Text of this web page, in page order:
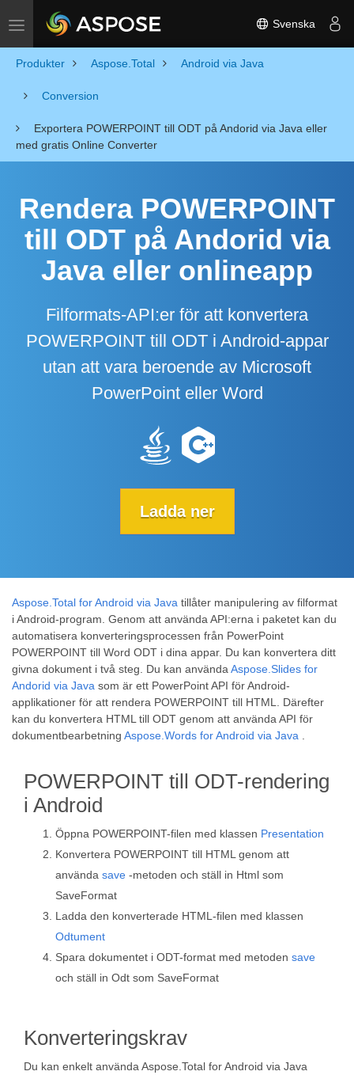
Toggle navigation Svenska
Produkter Aspose.Total Android via Java
Conversion
Exportera POWERPOINT till ODT på Andorid via Java eller
med gratis Online Converter
Rendera POWERPOINT
till ODT på Andorid via
Java eller onlineapp
Filformats-API:er för att konvertera
POWERPOINT till ODT i Android-appar
utan att vara beroende av Microsoft
PowerPoint eller Word
Ladda ner
Aspose.Total for Android via Java tillåter manipulering av filformat
i Android-program. Genom att använda API:erna i paketet kan du
automatisera konverteringsprocessen från PowerPoint
POWERPOINT till Word ODT i dina appar. Du kan konvertera ditt
givna dokument i två steg. Du kan använda Aspose.Slides for
Andorid via Java som är ett PowerPoint API för Android-
applikationer för att rendera POWERPOINT till HTML. Därefter
kan du konvertera HTML till ODT genom att använda API för
dokumentbearbetning Aspose.Words for Android via Java
POWERPOINT till ODT-rendering
i Android
Öppna POWERPOINT-filen med klassen Presentation
Konvertera POWERPOINT till HTML genom att
använda save -metoden och ställ in Html som
SaveFormat
Ladda den konverterade HTML-filen med klassen
Odtument
Spara dokumentet i ODT-format med metoden save
och ställ in Odt som SaveFormat
Konverteringskrav
Du kan enkelt använda Aspose.Total for Android via Java